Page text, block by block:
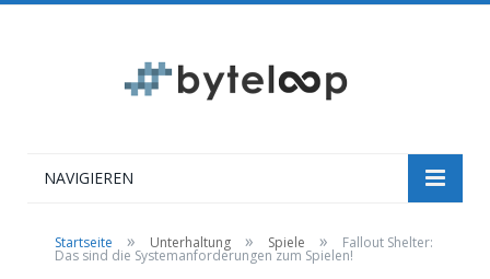
NAVIGIEREN
Startseite » Unterhaltung » Spiele » Fallout Shelter:
Das sind die Systemanforderungen zum Spielen!